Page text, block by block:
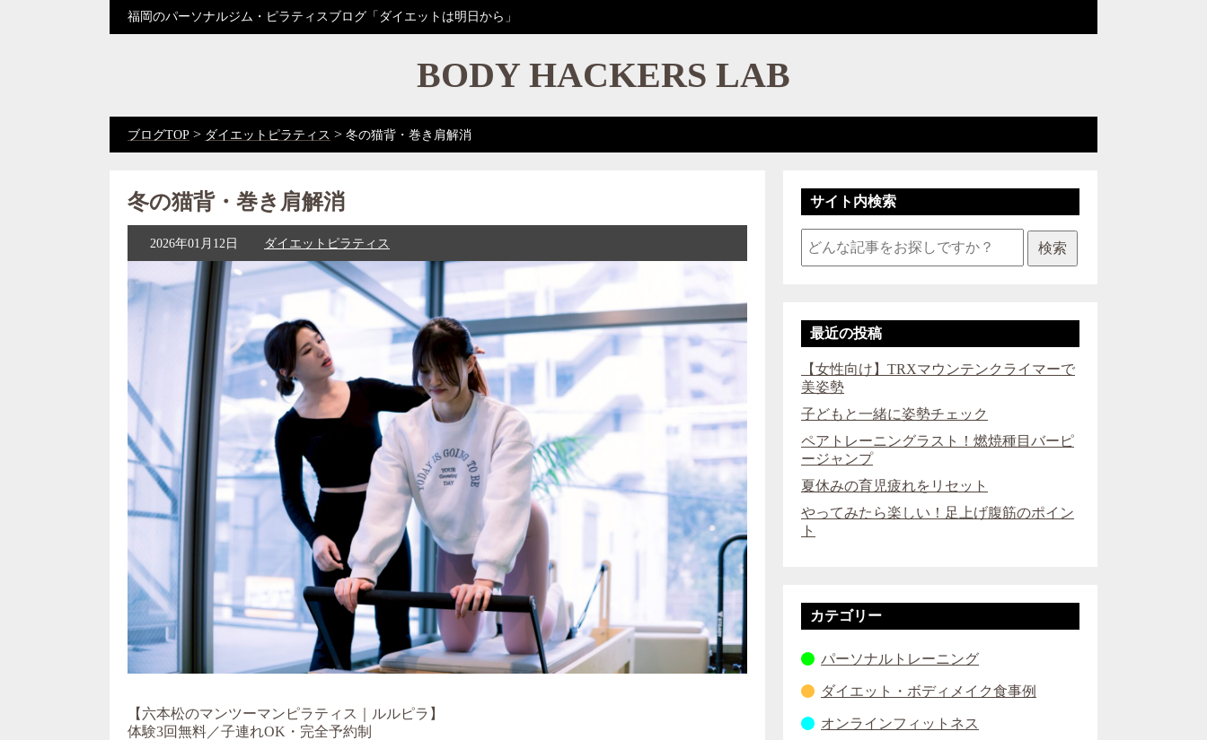
福岡のパーソナルジム・ピラティスブログ「ダイエットは明日から」
BODY HACKERS LAB
ブログTOP > ダイエットピラティス > 冬の猫背・巻き肩解消
冬の猫背・巻き肩解消
2026年01月12日 ダイエットピラティス
【六本松のマンツーマンピラティス｜ルルピラ】
体験3回無料／子連れOK・完全予約制
サイト内検索
検索
最近の投稿
【女性向け】TRXマウンテンクライマーで
美姿勢
子どもと一緒に姿勢チェック
ペアトレーニングラスト！燃焼種目バーピ
ージャンプ
夏休みの育児疲れをリセット
やってみたら楽しい！足上げ腹筋のポイン
ト
カテゴリー
パーソナルトレーニング
ダイエット・ボディメイク食事例
オンラインフィットネス